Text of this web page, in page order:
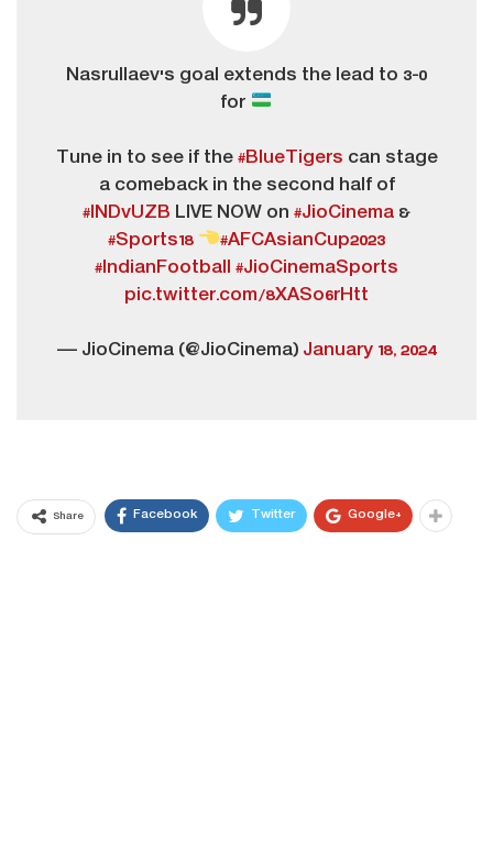
Nasrullaev's goal extends the lead to 3-0
for
Tune in to see if the #BlueTigers can stage
a comeback in the second half of
#INDvUZB LIVE NOW on #JioCinema &
#Sports18
#AFCAsianCup2023
#IndianFootball
#JioCinemaSports
pic.twitter.com/8XASo6rHtt
— JioCinema (@JioCinema) January 18, 2024
Share Facebook Twitter Google+